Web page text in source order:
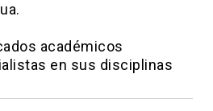
académicos
en sus disciplinas